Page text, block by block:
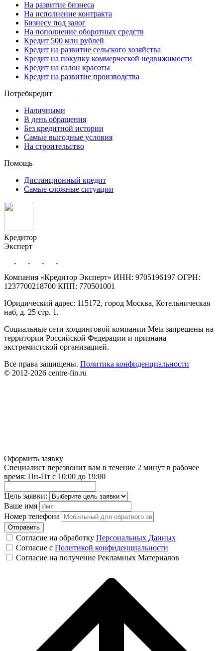
На развитие бизнеса
На исполнение контракта
Бизнесу под залог
На пополнение оборотных средств
Кредит 500 млн рублей
Кредит на развитие сельского хозяйства
Кредит на покупку коммерческой недвижимости
Кредит на салон красоты
Кредит на развитие производства
Потребкредит
Наличными
В день обращения
Без кредитной истории
Самые выгодные условия
На строительство
Помощь
Дистанционный кредит
Самые сложные ситуации
Кредитор
Эксперт
Компания «Кредитор Эксперт» ИНН: 9705196197 ОГРН:
1237700218700 КПП: 770501001
Юридический адрес: 115172, город Москва, Котельническая
наб, д. 25 стр. 1.
Социальные сети холдинговой компании Meta запрещены на
территории Российской Федерации и признана
экстремистской организацией.
Все права защищены. Политика конфиденциальности
© 2012-2026 centre-fin.ru
Оформить заявку
Специалист перезвонит вам в течение 2 минут в рабочее
время: Пн-Пт c 10:00 до 19:00
Цель заявки:
Ваше имя
Номер телефона
Отправить
Согласие на обработку Персональных Данных
Согласие с Политикой конфиденциальности
Согласие на получение Рекламных Материалов